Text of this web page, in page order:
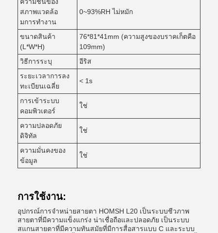
สภาพแวดล้อ
มการทํางาน
0~93%RH ไม่หมัก
ขนาดสินค้า
(L*W*H)
76*81*41mm (ความสูงของบราคเก็ตคือ
109mm)
วิธีการระบุ
อีริส
ระยะเวลาการลง
ทะเบียนเฉลี่ย
< 1s
การเข้าระบบ
คอมพิวเตอร์
ใช่
ความปลอดภัย
ดิจิทัล
ใช่
ความมั่นคงของ
ข้อมูล
ใช่
การใช้งาน:
อุปกรณ์การจําหน่ายสายตา HOMSH L20 เป็นระบบชีวภาพ
สายตาที่มีความแข็งแกร่ง น่าเชื่อถือและปลอดภัย เป็นระบบ
สแกนสายตาที่มีความทันสมัยที่มีการสื่อสารแบบ C และระบบ